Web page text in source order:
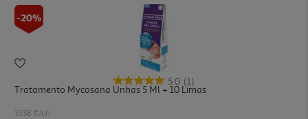
-20%
5.0 (1)
Tratamento Mycosana Unhas 5 Ml + 10 Limas
19.38 €/un